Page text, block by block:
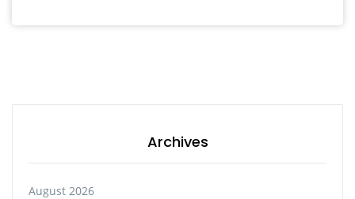
Archives
August 2026